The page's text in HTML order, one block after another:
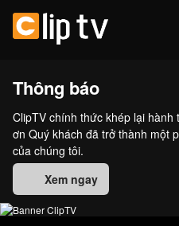
Thông báo
ClipTV chính thức khép lại
ơn Quý khách đã trở thành một
của chúng tôi.
Xem ngay